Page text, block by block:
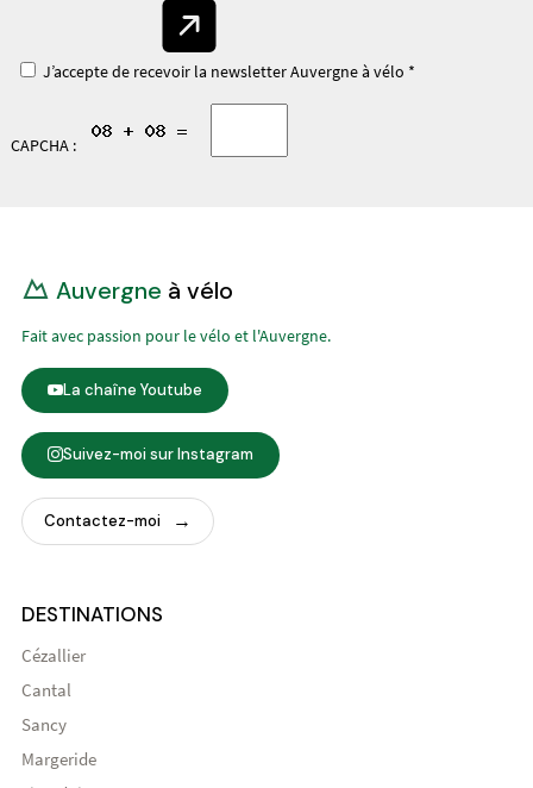
J’accepte de recevoir la newsletter Auvergne à vélo *
CAPCHA :
Auvergne à vélo
Fait avec passion pour le vélo et l'Auvergne.
La chaîne Youtube
Suivez-moi sur Instagram
Contactez-moi
DESTINATIONS
Cézallier
Cantal
Sancy
Margeride